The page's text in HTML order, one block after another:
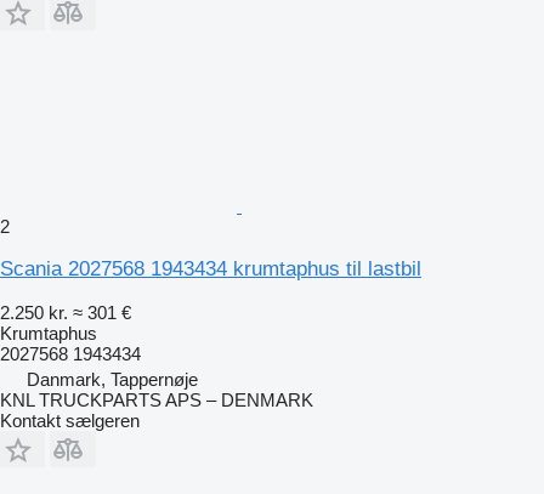
2
Scania 2027568 1943434 krumtaphus til lastbil
2.250 kr. ≈ 301 €
Krumtaphus
2027568 1943434
Danmark, Tappernøje
KNL TRUCKPARTS APS – DENMARK
Kontakt sælgeren